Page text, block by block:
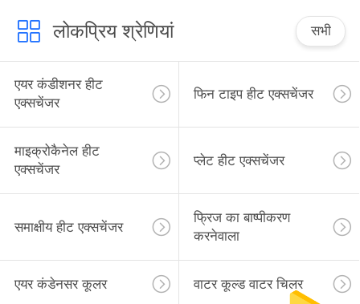
लोकप्रिय श्रेणियां सभी
एयर कंडीशनर हीट
एक्सचेंजर
फिन टाइप हीट एक्सचेंजर
माइक्रोकैनेल हीट
एक्सचेंजर
प्लेट हीट एक्सचेंजर
समाक्षीय हीट एक्सचेंजर
फ्रिज का बाष्पीकरण
करनेवाला
एयर कंडेनसर कूलर वाटर कूल्ड वाटर चिलर